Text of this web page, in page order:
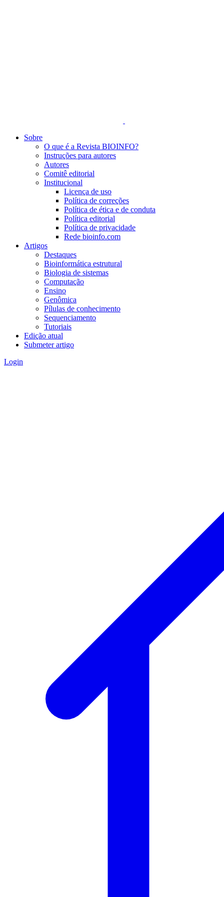
Sobre
O que é a Revista BIOINFO?
Instruções para autores
Autores
Comitê editorial
Institucional
Licença de uso
Política de correções
Política de ética e de conduta
Política editorial
Política de privacidade
Rede bioinfo.com
Artigos
Destaques
Bioinformática estrutural
Biologia de sistemas
Computação
Ensino
Genômica
Pílulas de conhecimento
Sequenciamento
Tutoriais
Edição atual
Submeter artigo
Login